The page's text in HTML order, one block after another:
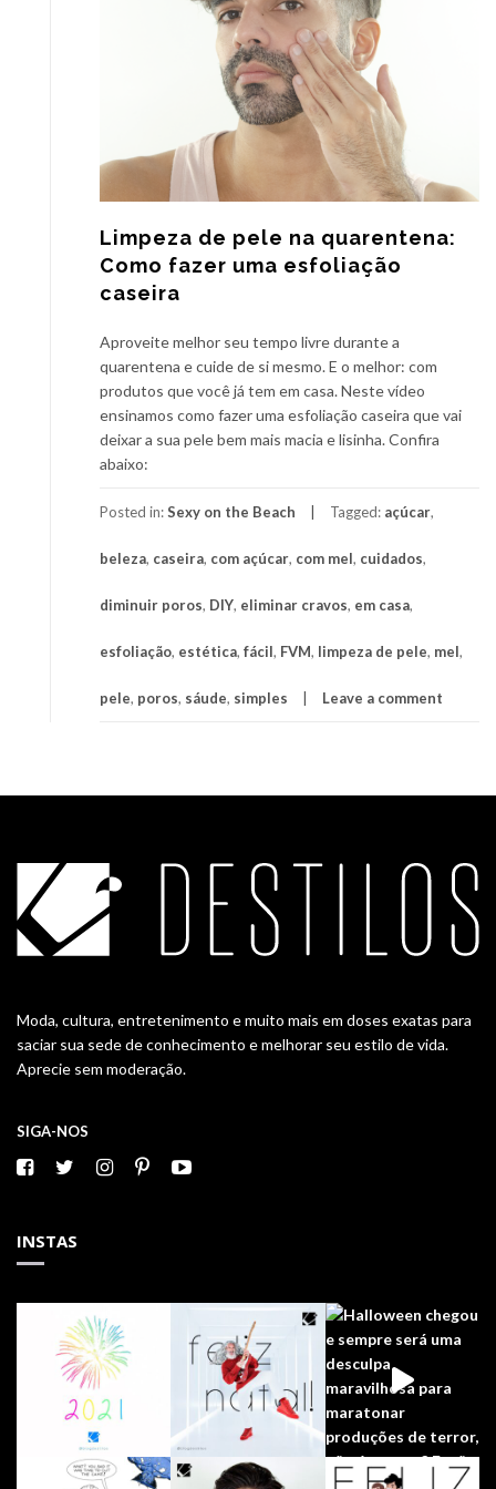
Limpeza de pele na quarentena:
Como fazer uma esfoliação
caseira
Aproveite melhor seu tempo livre durante a
quarentena e cuide de si mesmo. E o melhor: com
produtos que você já tem em casa. Neste vídeo
ensinamos como fazer uma esfoliação caseira que vai
deixar a sua pele bem mais macia e lisinha. Confira
abaixo:
Posted in:Sexy on the Beach Tagged: açúcar,
beleza, caseira, com açúcar, com mel, cuidados,
diminuir poros, DIY, eliminar cravos, em casa,
esfoliação, estética, fácil, FVM, limpeza de pele, mel,
pele, poros, sáude, simples Leave a comment
Moda, cultura, entretenimento e muito mais em doses exatas para
saciar sua sede de conhecimento e melhorar seu estilo de vida.
Aprecie sem moderação.
SIGA-NOS
INSTAS